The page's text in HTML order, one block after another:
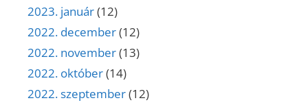
2023. január(12)
2022. december(12)
2022. november(13)
2022. október(14)
2022. szeptember(12)